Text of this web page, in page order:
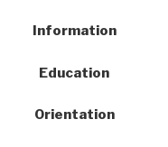
Information
Education
Orientation